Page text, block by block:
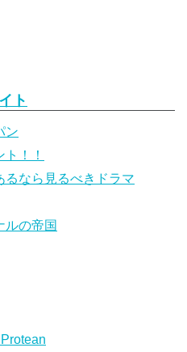
ト
ン
！！
るなら見るべきドラマ
ルの帝国